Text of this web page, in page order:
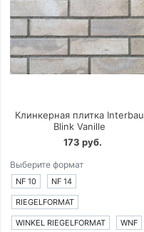
Клинкерная плитка Interbau
Blink Vanille
173 руб.
Выберите формат
NF 10 NF 14
RIEGELFORMAT
WINKEL RIEGELFORMAT WNF